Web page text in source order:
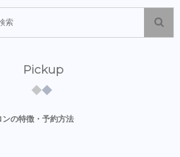
Pickup
ンの特徴・予約方法